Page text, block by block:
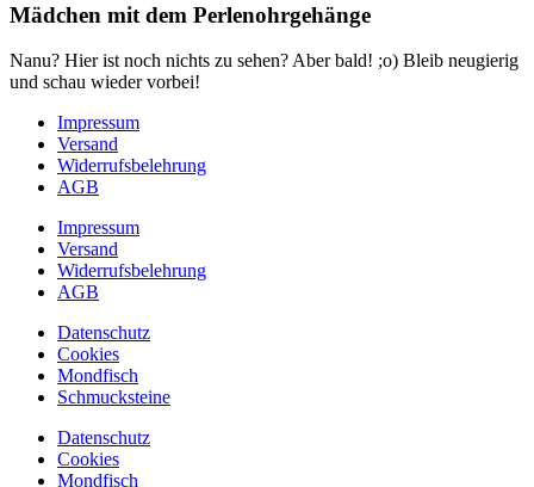
Mädchen mit dem Perlenohrgehänge
Nanu? Hier ist noch nichts zu sehen? Aber bald! ;o) Bleib neugierig
und schau wieder vorbei!
Impressum
Versand
Widerrufsbelehrung
AGB
Impressum
Versand
Widerrufsbelehrung
AGB
Datenschutz
Cookies
Mondfisch
Schmucksteine
Datenschutz
Cookies
Mondfisch